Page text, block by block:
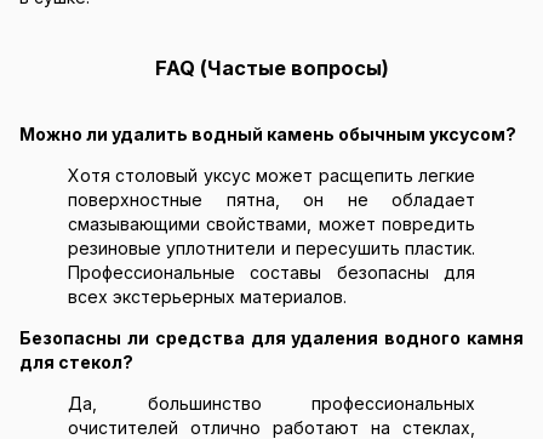
FAQ (Частые вопросы)
Можно ли удалить водный камень обычным уксусом?
Хотя столовый уксус может расщепить легкие
поверхностные пятна, он не обладает
смазывающими свойствами, может повредить
резиновые уплотнители и пересушить пластик.
Профессиональные составы безопасны для
всех экстерьерных материалов.
Безопасны ли средства для удаления водного камня
для стекол?
Да, большинство профессиональных
очистителей отлично работают на стеклах,